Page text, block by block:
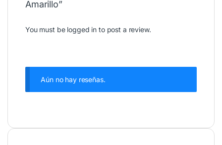
Amarillo”
You must be logged in to post a review.
Aún no hay reseñas.